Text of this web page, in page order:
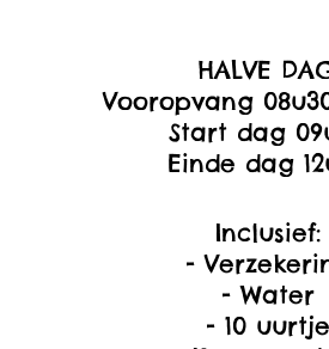
HALVE
Vooropvang
Start dag
Einde dag
Inclusief:
-
- Water
- 10 uurtje